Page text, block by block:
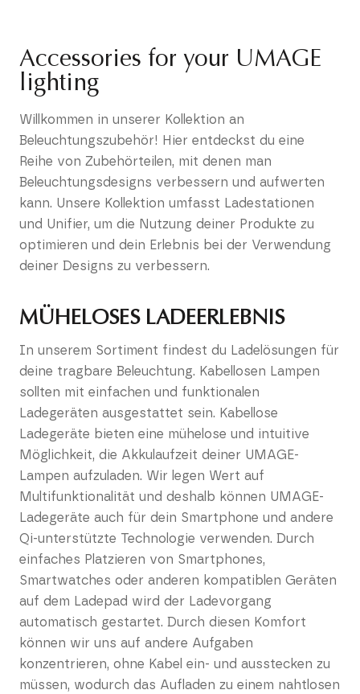
Accessories for your UMAGE
lighting
Willkommen in unserer Kollektion an
Beleuchtungszubehör! Hier entdeckst du eine
Reihe von Zubehörteilen, mit denen man
Beleuchtungsdesigns verbessern und aufwerten
kann. Unsere Kollektion umfasst Ladestationen
und Unifier, um die Nutzung deiner Produkte zu
optimieren und dein Erlebnis bei der Verwendung
deiner Designs zu verbessern.
MÜHELOSES LADEERLEBNIS
In unserem Sortiment findest du Ladelösungen für
deine tragbare Beleuchtung. Kabellosen Lampen
sollten mit einfachen und funktionalen
Ladegeräten ausgestattet sein. Kabellose
Ladegeräte bieten eine mühelose und intuitive
Möglichkeit, die Akkulaufzeit deiner UMAGE-
Lampen aufzuladen. Wir legen Wert auf
Multifunktionalität und deshalb können UMAGE-
Ladegeräte auch für dein Smartphone und andere
Qi-unterstützte Technologie verwenden. Durch
einfaches Platzieren von Smartphones,
Smartwatches oder anderen kompatiblen Geräten
auf dem Ladepad wird der Ladevorgang
automatisch gestartet. Durch diesen Komfort
können wir uns auf andere Aufgaben
konzentrieren, ohne Kabel ein- und ausstecken zu
müssen, wodurch das Aufladen zu einem nahtlosen